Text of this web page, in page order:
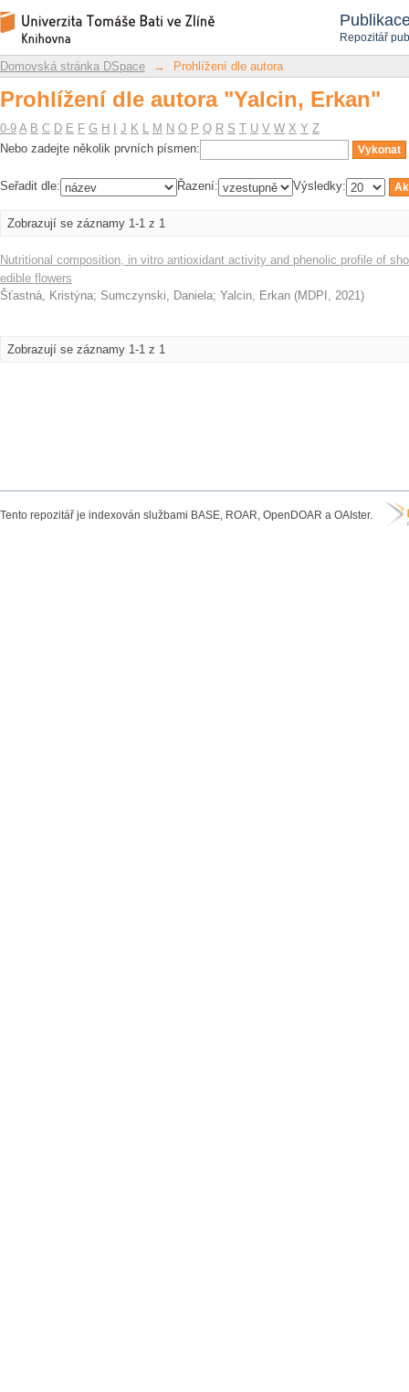
Repozitář
Prohlížení dle autora "Yalcin, Erkan"
Repozitář DSpace/Manakin
Domovská stránka DSpace → Prohlížení dle autora
Prohlížení dle autora "Yalcin, Erkan"
0-9 A B C D E F G H J K L M N O P Q R S T U V W X Y Z
Nebo zadejte několik prvních písmen:
Seřadit dle: Řazení: Výsledky:
Zobrazují se záznamy 1-1 z 1
Nutritional composition, in vitro antioxidant activity and phenolic profile of
edible flowers
Šťastná, Kristýna; Sumczynski, Daniela; Yalcin, Erkan (MDPI , 2021)
Zobrazují se záznamy 1-1 z 1
Tento repozitář je indexován službami BASE, ROAR, OpenDOAR a OAIster.